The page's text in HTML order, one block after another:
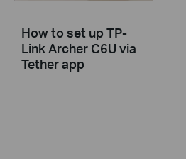
How to set up TP-
Link Archer C6U via
Tether app